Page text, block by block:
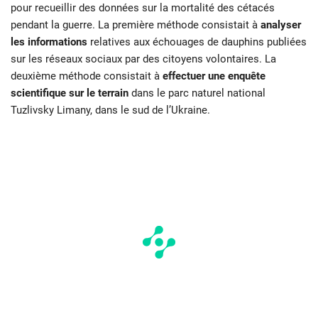
pour recueillir des données sur la mortalité des cétacés
pendant la guerre. La première méthode consistait à analyser
les informations relatives aux échouages de dauphins publiées
sur les réseaux sociaux par des citoyens volontaires. La
deuxième méthode consistait à effectuer une enquête
scientifique sur le terrain dans le parc naturel national
Tuzlivsky Limany, dans le sud de l’Ukraine.